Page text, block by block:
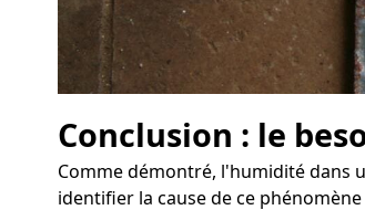
Conclusion : le
Comme démontré, l'humidité dans
identifier la cause de ce